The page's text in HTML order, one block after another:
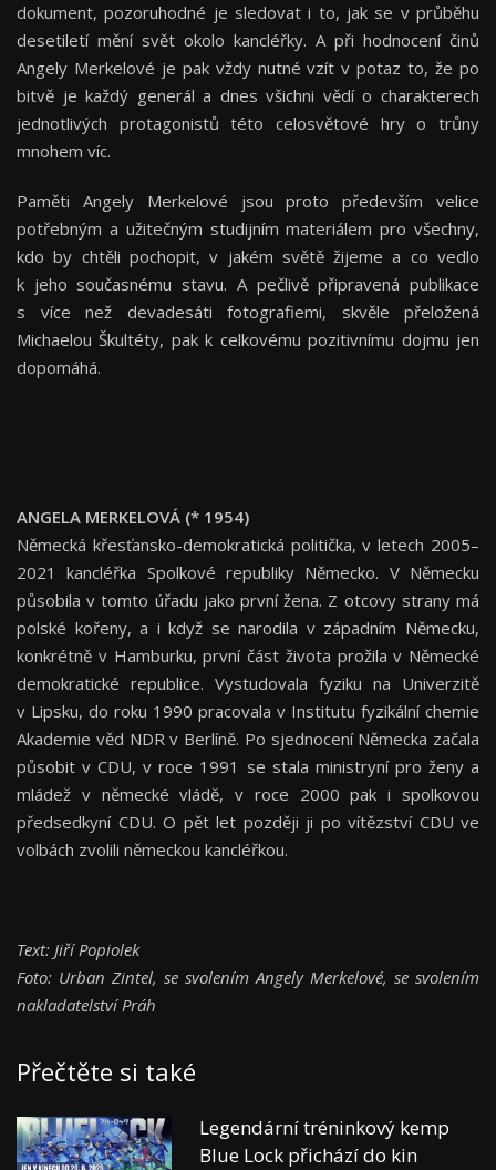
dokument, pozoruhodné je sledovat i to, jak se v průběhu
desetiletí mění svět okolo kancléřky. A při hodnocení činů
Angely Merkelové je pak vždy nutné vzít v potaz to, že po
bitvě je každý generál a dnes všichni vědí o charakterech
jednotlivých protagonistů této celosvětové hry o trůny
mnohem víc.
Paměti Angely Merkelové jsou proto především velice
potřebným a užitečným studijním materiálem pro všechny,
kdo by chtěli pochopit, v jakém světě žijeme a co vedlo
k jeho současnému stavu. A pečlivě připravená publikace
s více než devadesáti fotografiemi, skvěle přeložená
Michaelou Škultéty, pak k celkovému pozitivnímu dojmu jen
dopomáhá.
ANGELA MERKELOVÁ (* 1954)
Německá křesťansko-demokratická politička, v letech 2005–
2021 kancléřka Spolkové republiky Německo. V Německu
působila v tomto úřadu jako první žena. Z otcovy strany má
polské kořeny, a i když se narodila v západním Německu,
konkrétně v Hamburku, první část života prožila v Německé
demokratické republice. Vystudovala fyziku na Univerzitě
v Lipsku, do roku 1990 pracovala v Institutu fyzikální chemie
Akademie věd NDR v Berlíně. Po sjednocení Německa začala
působit v CDU, v roce 1991 se stala ministryní pro ženy a
mládež v německé vládě, v roce 2000 pak i spolkovou
předsedkyní CDU. O pět let později ji po vítězství CDU ve
volbách zvolili německou kancléřkou.
Text: Jiří Popiolek
Foto: Urban Zintel, se svolením Angely Merkelové, se svolením
nakladatelství Práh
Přečtěte si také
Legendární tréninkový kemp
Blue Lock přichází do kin